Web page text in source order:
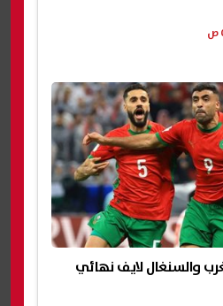
والسنغال لايف نهائي